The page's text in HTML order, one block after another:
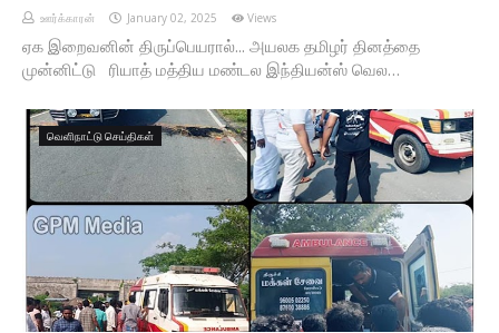
ஊர்க்காரன் January 02, 2025 Views
ஏக இறைவனின் திருப்பெயரால்... அயலக தமிழர் தினத்தை
முன்னிட்டு ரியாத் மத்திய மண்டல இந்தியன்ஸ் வெல…
வெளிநாட்டு செய்திகள்